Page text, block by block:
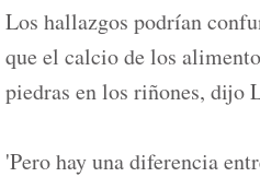
Los hallazgos podrían
que el calcio de los
piedras en los riñones, dijo
'Pero hay una diferencia